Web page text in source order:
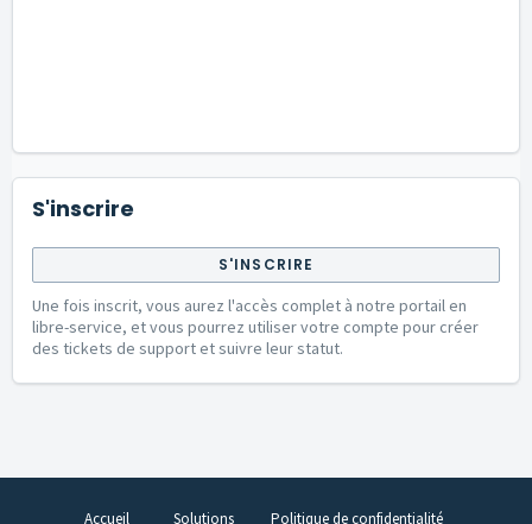
S'inscrire
S'INSCRIRE
Une fois inscrit, vous aurez l'accès complet à notre portail en
libre-service, et vous pourrez utiliser votre compte pour créer
des tickets de support et suivre leur statut.
Accueil Solutions Politique de confidentialité